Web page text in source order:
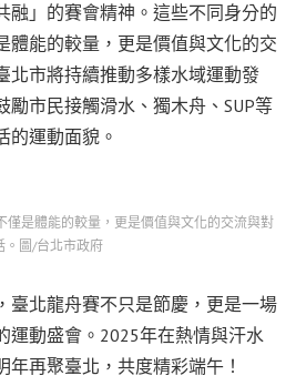
融」的賽會精神。這些不同身分的
體能的較量，更是價值與文化的交
北市將持續推動多樣水域運動發
勵市民接觸滑水、獨木舟、SUP等
的運動面貌。
僅是體能的較量，更是價值與文化的交流與對
。圖/台北市政府
臺北龍舟賽不只是節慶，更是一場
運動盛會。2025年在熱情與汗水
年再聚臺北，共度精彩端午！